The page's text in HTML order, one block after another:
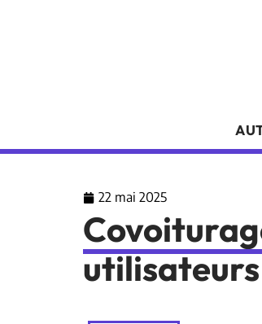
22 mai 2025
utilisateurs